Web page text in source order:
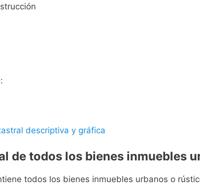
descriptiva y gráfica
de todos los bienes inmuebles
todos los bienes inmuebles urbanos o